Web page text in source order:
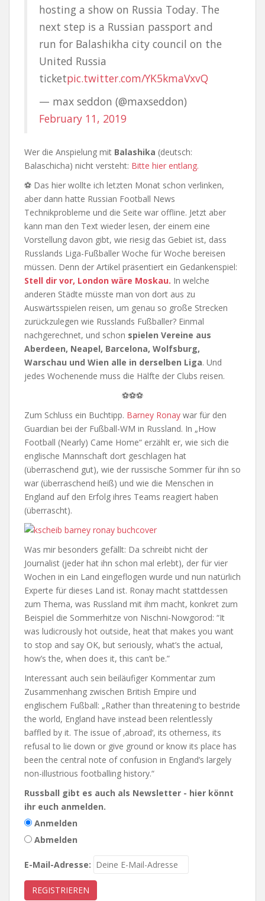
hosting a show on Russia Today. The
next step is a Russian passport and
run for Balashikha city council on the
United Russia
ticketpic.twitter.com/YK5kmaVxvQ
— max seddon (@maxseddon)
February 11, 2019
Wer die Anspielung mit Balashika (deutsch:
Balaschicha) nicht versteht: Bitte hier entlang.
⚽ Das hier wollte ich letzten Monat schon verlinken,
aber dann hatte Russian Football News
Technikprobleme und die Seite war offline. Jetzt aber
kann man den Text wieder lesen, der einem eine
Vorstellung davon gibt, wie riesig das Gebiet ist, dass
Russlands Liga-Fußballer Woche für Woche bereisen
müssen. Denn der Artikel präsentiert ein Gedankenspiel:
Stell dir vor, London wäre Moskau. In welche
anderen Städte müsste man von dort aus zu
Auswärtsspielen reisen, um genau so große Strecken
zurückzulegen wie Russlands Fußballer? Einmal
nachgerechnet, und schon spielen Vereine aus
Aberdeen, Neapel, Barcelona, Wolfsburg,
Warschau und Wien alle in derselben Liga. Und
jedes Wochenende muss die Hälfte der Clubs reisen.
⚽⚽⚽
Zum Schluss ein Buchtipp. Barney Ronay war für den
Guardian bei der Fußball-WM in Russland. In „How
Football (Nearly) Came Home“ erzählt er, wie sich die
englische Mannschaft dort geschlagen hat
(überraschend gut), wie der russische Sommer für ihn so
war (überraschend heiß) und wie die Menschen in
England auf den Erfolg ihres Teams reagiert haben
(überrascht).
Was mir besonders gefällt: Da schreibt nicht der
Journalist (jeder hat ihn schon mal erlebt), der für vier
Wochen in ein Land eingeflogen wurde und nun natürlich
Experte für dieses Land ist. Ronay macht stattdessen
zum Thema, was Russland mit ihm macht, konkret zum
Beispiel die Sommerhitze von Nischni-Nowgorod: “It
was ludicrously hot outside, heat that makes you want
to stop and say OK, but seriously, what’s the actual,
how’s the, when does it, this can’t be.”
Interessant auch sein beiläufiger Kommentar zum
Zusammenhang zwischen British Empire und
englischem Fußball: „Rather than threatening to bestride
the world, England have instead been relentlessly
baffled by it. The issue of ‚abroad‘, its otherness, its
refusal to lie down or give ground or know its place has
been the central note of confusion in England’s largely
non-illustrious footballing history.“
Russball gibt es auch als Newsletter - hier könnt
ihr euch anmelden.
Anmelden
Abmelden
E-Mail-Adresse: